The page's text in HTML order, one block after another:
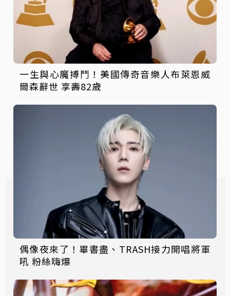
一生與心魔搏鬥！美國傳奇音樂人布萊恩威
爾森辭世 享壽82歲
偶像夜來了！畢書盡、TRASH接力開唱將軍
吼 粉絲嗨爆